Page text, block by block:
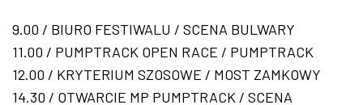
9.00 / BIURO FESTIWALU / SCENA BULWARY
11.00 / PUMPTRACK OPEN RACE / PUMPTRACK
12.00 / KRYTERIUM SZOSOWE / MOST ZAMKOWY
14.30 / OTWARCIE MP PUMPTRACK / SCENA